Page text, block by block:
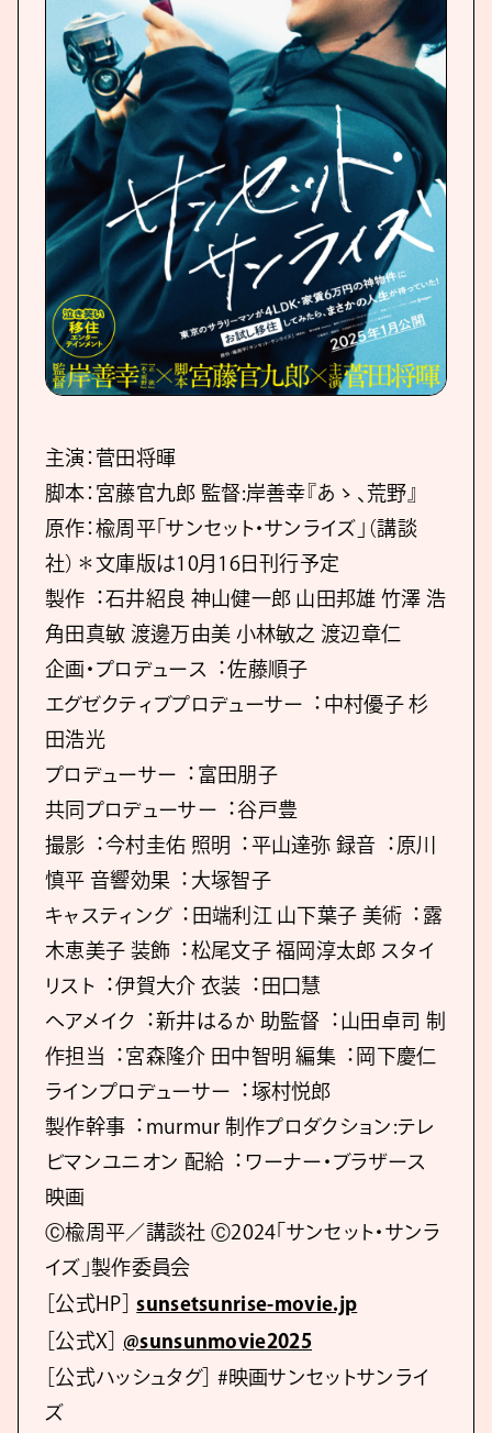
主演：菅⽥将暉
脚本：宮藤官九郎 監督:岸善幸『あゝ、荒野』
原作：楡周平「サンセット・サンライズ」（講談
社）＊⽂庫版は10⽉16⽇刊⾏予定
製作︓⽯井紹良 神⼭健⼀郎 ⼭⽥邦雄 ⽵澤 浩
⾓⽥真敏 渡邊万由美 ⼩林敏之 渡辺章仁
企画・プロデュース︓佐藤順⼦
エグゼクティブプロデューサー︓中村優⼦ 杉
⽥浩光
プロデューサー︓富⽥朋⼦
共同プロデューサー︓⾕⼾豊
撮影︓今村圭佑 照明︓平⼭達弥 録⾳︓原川
慎平 ⾳響効果︓⼤塚智⼦
キャスティング︓⽥端利江 ⼭下葉⼦ 美術︓露
⽊恵美⼦ 装飾︓松尾⽂⼦ 福岡淳太郎 スタイ
リスト︓伊賀⼤介 ⾐装︓⽥⼝慧
ヘアメイク︓新井はるか 助監督︓⼭⽥卓司 制
作担当︓宮森隆介 ⽥中智明 編集︓岡下慶仁
ラインプロデューサー︓塚村悦郎
製作幹事︓murmur 制作プロダクション:テレ
ビマンユニオン 配給︓ワーナー・ブラザース
映画
Ⓒ楡周平／講談社 Ⓒ2024「サンセット・サンラ
イズ」製作委員会
［公式HP］sunsetsunrise-movie.jp
［公式X］ @sunsunmovie2025
［公式ハッシュタグ］ #映画サンセットサンライ
ズ